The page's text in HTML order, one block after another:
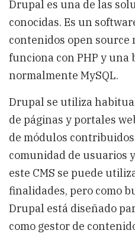
web
Drupal es una de las
conocidas. Es un
contenidos open source
funciona con PHP y una
normalmente MySQL.
Drupal se utiliza
de páginas y portales
de módulos
comunidad de usuarios
este CMS se puede
finalidades, pero como
Drupal está diseñado
como gestor de